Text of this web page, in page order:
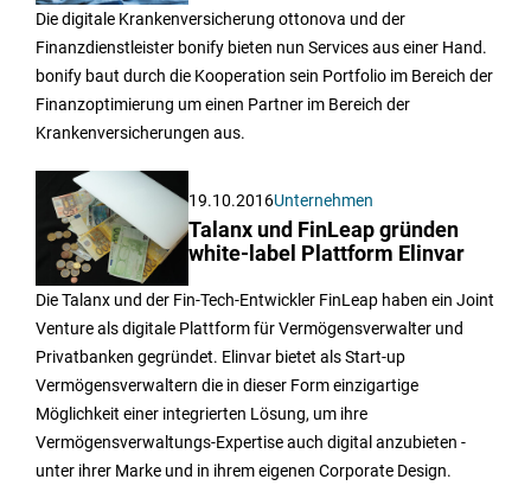
Die digitale Krankenversicherung ottonova und der
Finanzdienstleister bonify bieten nun Services aus einer Hand.
bonify baut durch die Kooperation sein Portfolio im Bereich der
Finanzoptimierung um einen Partner im Bereich der
Krankenversicherungen aus.
19.10.2016Unternehmen
Talanx und FinLeap gründen
white-label Plattform Elinvar
Die Talanx und der Fin-Tech-Entwickler FinLeap haben ein Joint
Venture als digitale Plattform für Vermögensverwalter und
Privatbanken gegründet. Elinvar bietet als Start-up
Vermögensverwaltern die in dieser Form einzigartige
Möglichkeit einer integrierten Lösung, um ihre
Vermögensverwaltungs-Expertise auch digital anzubieten -
unter ihrer Marke und in ihrem eigenen Corporate Design.